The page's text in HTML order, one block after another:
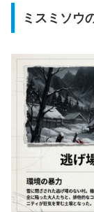
ミスミソウ